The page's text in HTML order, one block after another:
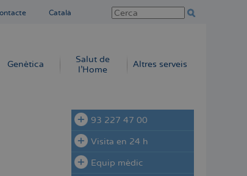
Català
Genètica
Salut de
l'Home
Altres serveis
93 227 47 00
Visita en 24 h
Equip mèdic